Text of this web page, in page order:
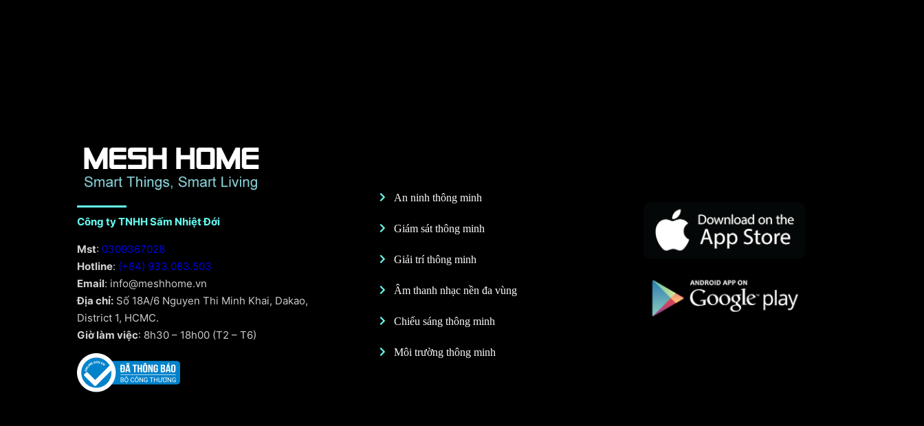
Công ty TNHH Sấm Nhiệt Đới
Mst: 0309367028
Hotline: (+84) 933.083.503
Email: info@meshhome.vn
Địa chỉ: Số 18A/6 Nguyen Thi Minh Khai, Dakao,
District 1, HCMC.
Giờ làm việc: 8h30 – 18h00 (T2 – T6)
An ninh thông minh
Giám sát thông minh
Giải trí thông minh
Âm thanh nhạc nền đa vùng
Chiếu sáng thông minh
Môi trường thông minh